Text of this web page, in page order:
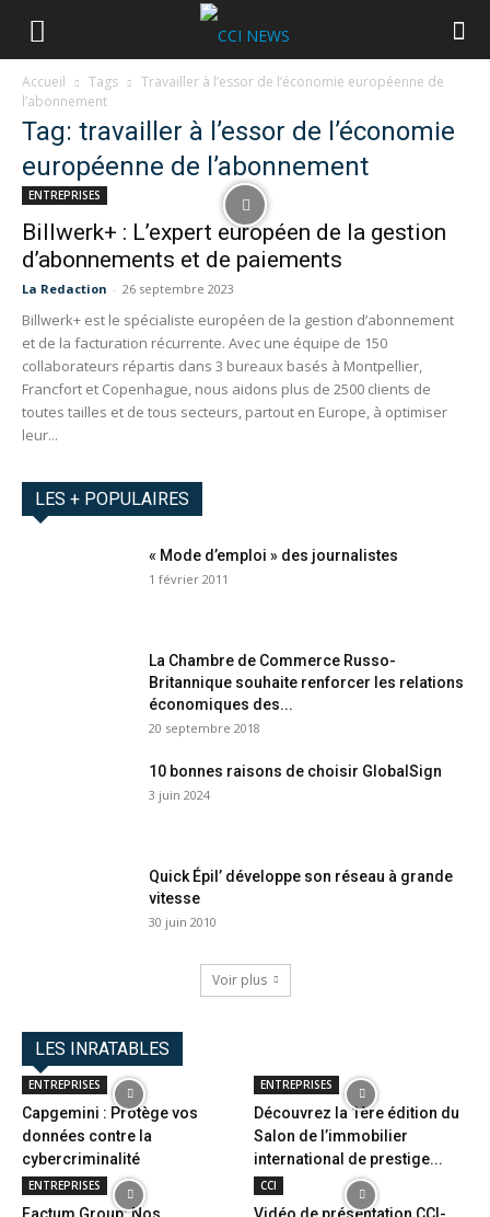
Accueil Tags
Travailler à l’essor de l’économie européenne de
l’abonnement
Tag: travailler à l’essor de l’économie
européenne de l’abonnement
ENTREPRISES
Billwerk+ : L’expert européen de la gestion
d’abonnements et de paiements
La Redaction - 26 septembre 2023
Billwerk+ est le spécialiste européen de la gestion d’abonnement
et de la facturation récurrente. Avec une équipe de 150
collaborateurs répartis dans 3 bureaux basés à Montpellier,
Francfort et Copenhague, nous aidons plus de 2500 clients de
toutes tailles et de tous secteurs, partout en Europe, à optimiser
leur...
LES + POPULAIRES
« Mode d’emploi » des journalistes
1 février 2011
La Chambre de Commerce Russo-
Britannique souhaite renforcer les relations
économiques des...
20 septembre 2018
10 bonnes raisons de choisir GlobalSign
3 juin 2024
Quick Épil’ développe son réseau à grande
vitesse
30 juin 2010
Voir plus
LES INRATABLES
ENTREPRISES
Capgemini : Protège vos
données contre la
cybercriminalité
ENTREPRISES
Découvrez la 1ère édition du
Salon de l’immobilier
international de prestige...
ENTREPRISES CCI